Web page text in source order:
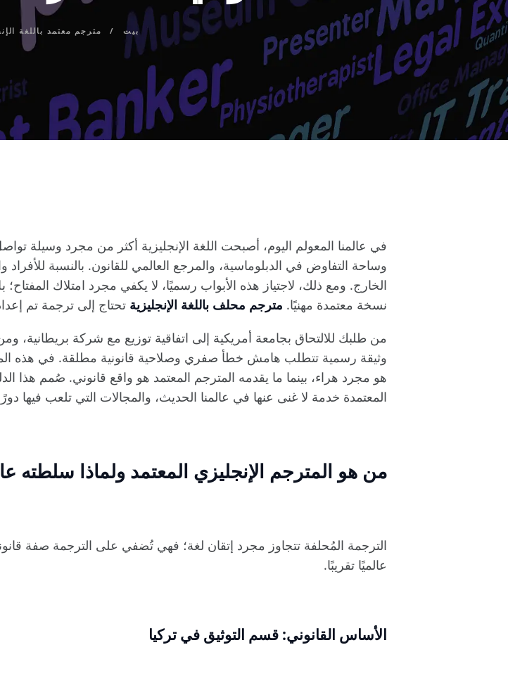
بيت مترجم معتمد باللغة
في عالمنا المعولم اليوم، أصبحت اللغة الإنجليزية أكثر من مجرد وسيلة
وساحة التفاوض في الدبلوماسية، والمرجع العالمي للقانون. بالنسبة
الخارج. ومع ذلك، لاجتياز هذه الأبواب رسميًا، لا يكفي مجرد امتلاك
نسخة معتمدة مهنيًا. مترجم محلف باللغة الإنجليزية تحتاج إلى ترجمة تم
من طلبك للالتحاق بجامعة أمريكية إلى اتفاقية توزيع مع شركة
وثيقة رسمية تتطلب هامش خطأ صفري وصلاحية قانونية مطلقة. في هذه
هو مجرد هراء، بينما ما يقدمه المترجم المعتمد هو واقع قانوني. صُمم هذا
المعتمدة خدمة لا غنى عنها في عالمنا الحديث، والمجالات التي تلعب فيها
من هو المترجم الإنجليزي المعتمد ولماذا سلطته
الترجمة المُحلفة تتجاوز مجرد إتقان لغة؛ فهي تُضفي على الترجمة صفة
عالميًا تقريبًا.
الأساس القانوني: قسم التوثيق في تركيا